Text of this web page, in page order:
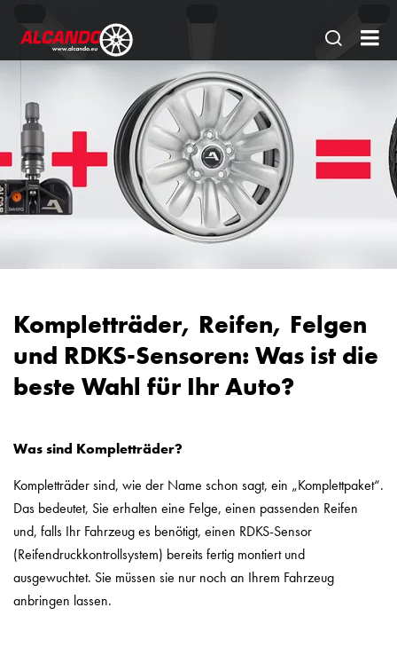
Ein
Kompletträder, Reifen, Felgen
und RDKS-Sensoren: Was ist die
beste Wahl für Ihr Auto?
Was sind Kompletträder?
Kompletträder sind, wie der Name schon sagt, ein „Komplettpaket“.
Das bedeutet, Sie erhalten eine Felge, einen passenden Reifen
und, falls Ihr Fahrzeug es benötigt, einen RDKS-Sensor
(Reifendruckkontrollsystem) bereits fertig montiert und
ausgewuchtet. Sie müssen sie nur noch an Ihrem Fahrzeug
anbringen lassen.